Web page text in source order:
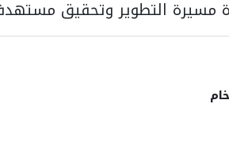
مسيرة التطوير وتحقيق
خام